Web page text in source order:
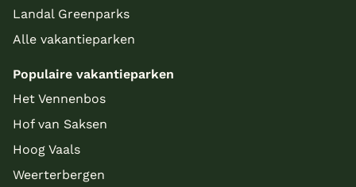
Landal Greenparks
Alle vakantieparken
Populaire vakantieparken
Het Vennenbos
Hof van Saksen
Hoog Vaals
Weerterbergen